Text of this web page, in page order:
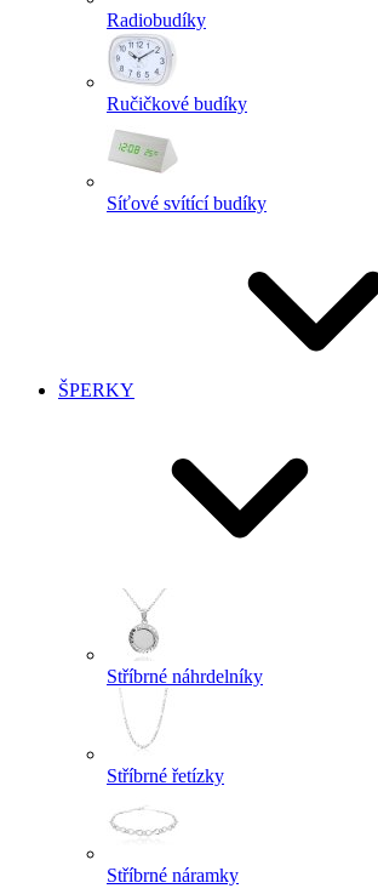
Radiobudíky
Ručičkové budíky
Síťové svítící budíky
ŠPERKY
Stříbrné náhrdelníky
Stříbrné řetízky
Stříbrné náramky